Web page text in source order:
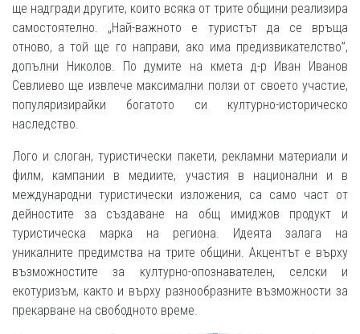
ще надгради другите, които всяка от трите общини реализира
самостоятелно. „Най-важното е туристът да се връща
отново, а той ще го направи, ако има предизвикателство”,
допълни Николов. По думите на кмета д-р Иван Иванов
Севлиево ще извлече максимални ползи от своето участие,
популяризирайки богатото си културно-историческо
наследство.
Лого и слоган, туристически пакети, рекламни материали и
филм, кампании в медиите, участия в национални и в
международни туристически изложения, са само част от
дейностите за създаване на общ имиджов продукт и
туристическа марка на региона. Идеята залага на
уникалните предимства на трите общини. Акцентът е върху
възможностите за културно-опознавателен, селски и
екотуризъм, както и върху разнообразните възможности за
прекарване на свободното време.